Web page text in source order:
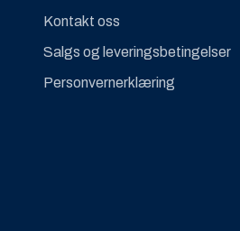
Kontakt oss
Salgs og leveringsbetingelser
Personvernerklæring